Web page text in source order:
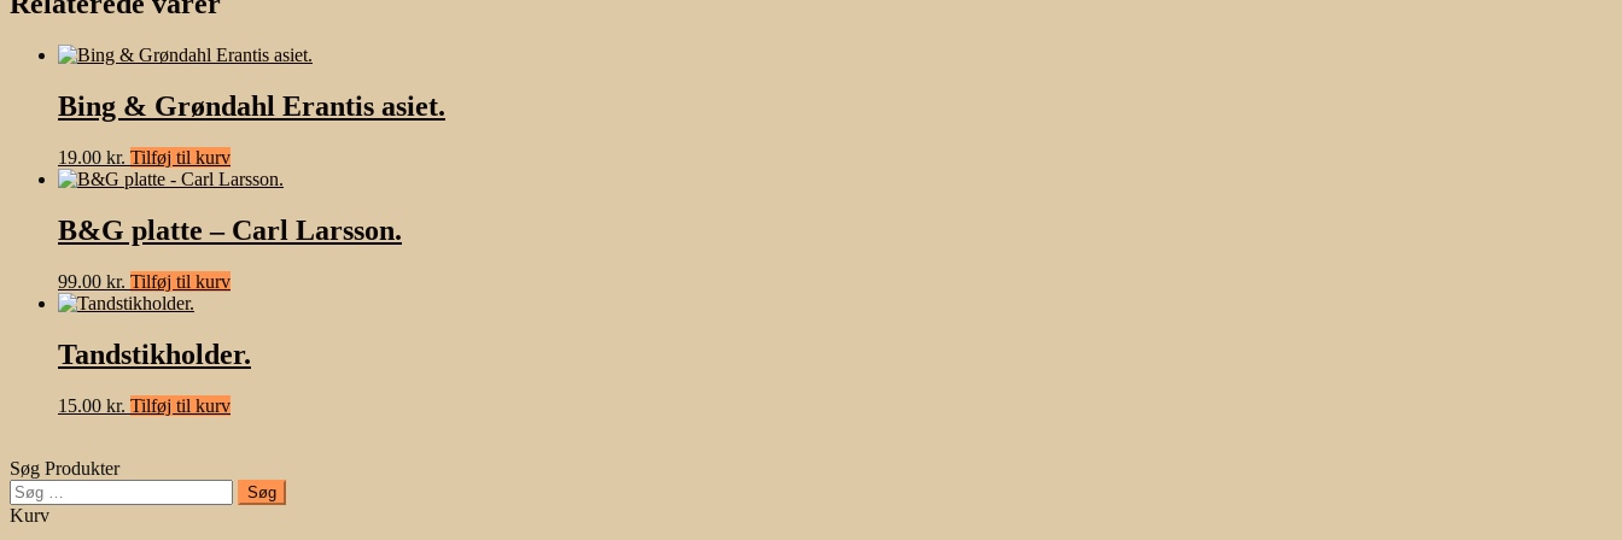
Bing & Grøndahl Erantis asiet.
19.00 kr. Tilføj til kurv
B&G platte – Carl Larsson.
99.00 kr. Tilføj til kurv
Tandstikholder.
15.00 kr. Tilføj til kurv
Søg Produkter
Søg
efter:
Kurv